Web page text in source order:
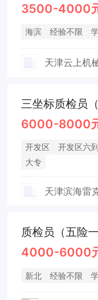
3500-4000
海滨 经验不限
天津云上机
三坐标质检员
6000-8000
开发区 开发区六
大专
天津滨海雷
质检员（五险
4000-6000
新北 经验不限